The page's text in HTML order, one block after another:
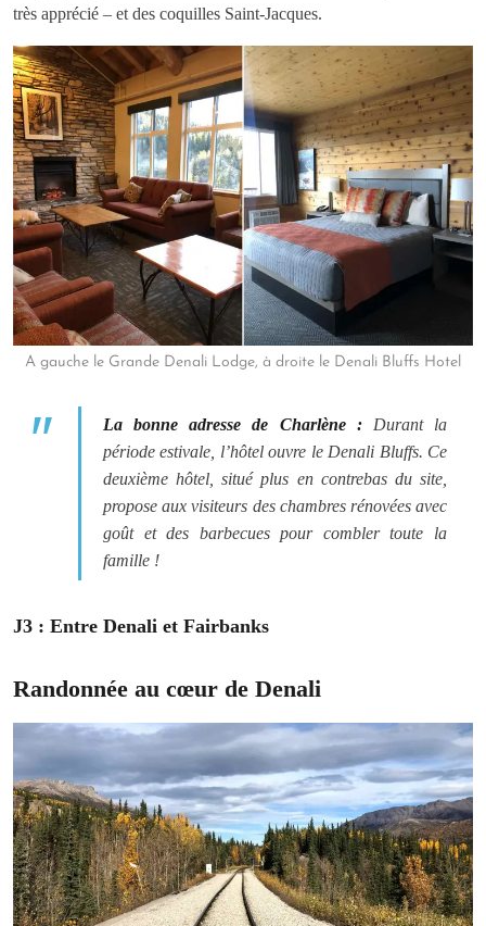
très apprécié – et des coquilles Saint-Jacques.
A gauche le Grande Denali Lodge, à droite le Denali Bluffs Hotel
La bonne adresse de Charlène:
Durant la
période estivale, l’hôtel ouvre le Denali Bluffs. Ce
deuxième hôtel, situé plus en contrebas du site,
propose aux visiteurs des chambres rénovées avec
goût et des barbecues pour combler toute la
famille !
J3 : Entre Denali et Fairbanks
Randonnée au cœur de Denali